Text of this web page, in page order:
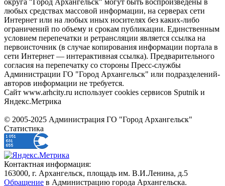
округа "Город Архангельск" могут быть воспроизведены в
любых средствах массовой информации, на серверах сети
Интернет или на любых иных носителях без каких-либо
ограничений по объему и срокам публикации. Единственным
условием перепечатки и ретрансляции является ссылка на
первоисточник (в случае копирования информации портала в
сети Интернет — интерактивная ссылка). Предварительного
согласия на перепечатку со стороны Пресс-службы
Администрации ГО "Город Архангельск" или подразделений-
авторов информации не требуется.
Сайт www.arhcity.ru использует cookies сервисов Sputnik и
Яндекс.Метрика
© 2005-2025 Администрация ГО "Город Архангельск"
Статистика
Контактная информация:
163000, г. Архангельск, площадь им. В.И.Ленина, д.5
Обращение в Администрацию города Архангельска.